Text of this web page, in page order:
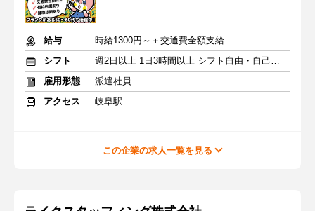
給与
時給1300円～＋交通費全額支給
シフト
週2日以上 1日3時間以上 シフト自由・自己申告
雇用形態
派遣社員
アクセス
岐阜駅
この企業の求人一覧を見る